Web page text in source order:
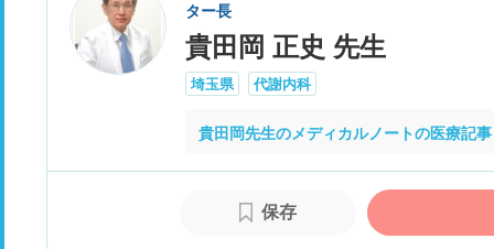
ター長
貴田岡 正史 先生
埼玉県 代謝内科
貴田岡先生のメディカルノートの医療記
保存